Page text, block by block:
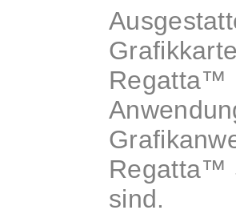
Regatta™
Regatta™
sind.